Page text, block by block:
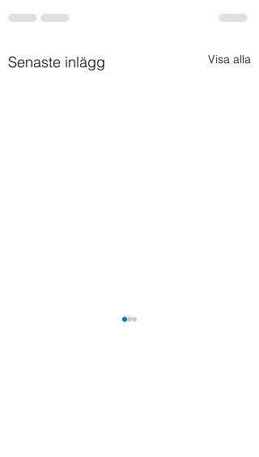
Senaste inlägg Visa alla